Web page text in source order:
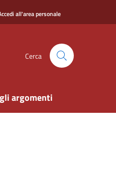
all'area personale
Cerca
argomenti